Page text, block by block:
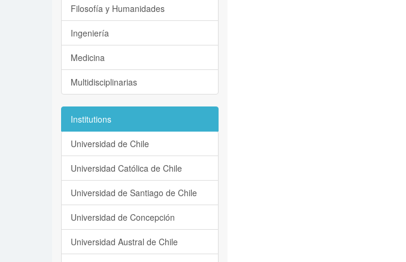
Filosofía y Humanidades
Ingeniería
Medicina
Multidisciplinarias
Institutions
Universidad de Chile
Universidad Católica de Chile
Universidad de Santiago de Chile
Universidad de Concepción
Universidad Austral de Chile